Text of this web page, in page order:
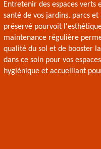
Entretenir des espaces verts
santé de vos jardins, parcs
préservé pourvoit
maintenance régulière
qualité du sol et de booster
dans ce soin pour vos
hygiénique et accueillant